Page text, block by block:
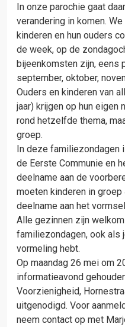
In onze parochie gaat
verandering in komen.
kinderen en hun ouders
de week, op de
bijeenkomsten zijn, eens
september, oktober,
Ouders en kinderen van
jaar) krijgen op hun eigen
rond hetzelfde thema,
groep.
In deze familiezondagen
de Eerste Communie en
deelname aan de
moeten kinderen in
deelname aan het
Alle gezinnen zijn
familiezondagen, ook als
vormeling hebt.
Op maandag 26 mei om
informatieavond
Voorzienigheid,
uitgenodigd. Voor
neem contact op met